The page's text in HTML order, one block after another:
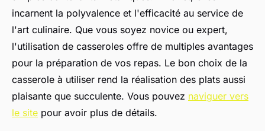
incarnent la polyvalence et l'efficacité au service de
l'art culinaire. Que vous soyez novice ou expert,
l'utilisation de casseroles offre de multiples avantages
pour la préparation de vos repas. Le bon choix de la
casserole à utiliser rend la réalisation des plats aussi
plaisante que succulente. Vous pouvez naviguer vers
le site pour avoir plus de détails.